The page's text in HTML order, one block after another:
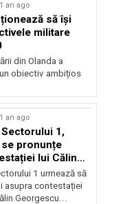
1 an ago
să își
militare
din Olanda a
obiectiv ambițios
1 an ago
1,
pronunțe
lui Călin
controlul
1 urmează să
asupra contestației
Georgescu...